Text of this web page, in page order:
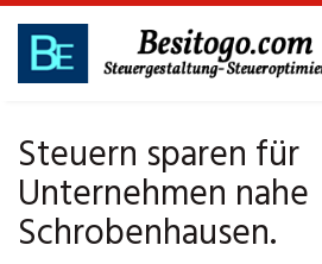
Skip
main
Steuern sparen für
Unternehmen nahe
Schrobenhausen.